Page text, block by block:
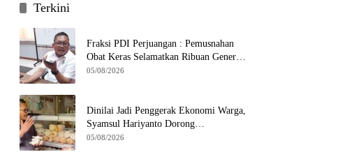
Terkini
Fraksi PDI Perjuangan : Pemusnahan
Obat Keras Selamatkan Ribuan Generasi
Muda Tangsel
05/08/2026
Dinilai Jadi Penggerak Ekonomi Warga,
Syamsul Hariyanto Dorong
Pengembangan Budidaya Jamur Crispy
05/08/2026